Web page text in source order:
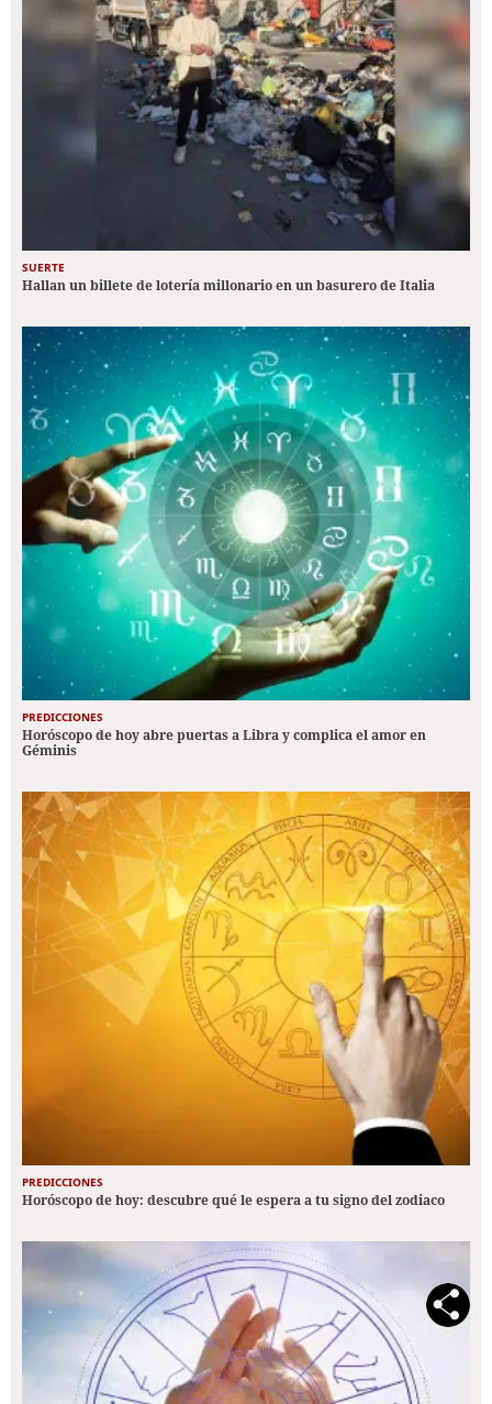
SUERTE
Hallan un billete de lotería millonario en un basurero de Italia
PREDICCIONES
Horóscopo de hoy abre puertas a Libra y complica el amor en
Géminis
PREDICCIONES
Horóscopo de hoy: descubre qué le espera a tu signo del zodiaco